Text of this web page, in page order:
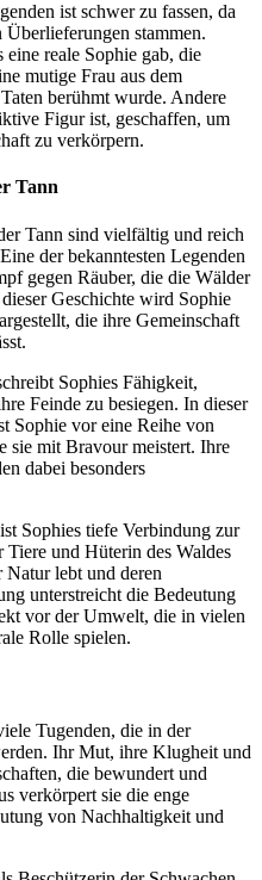
ist schwer zu fassen, da
stammen.
reale Sophie gab, die
mutige Frau aus dem
berühmt wurde. Andere
Figur ist, geschaffen, um
zu verkörpern.
Tann
Tann sind vielfältig und reich
der bekanntesten Legenden
gegen Räuber, die die Wälder
Geschichte wird Sophie
die ihre Gemeinschaft
Sophies Fähigkeit,
Feinde zu besiegen. In dieser
Sophie vor eine Reihe von
sie mit Bravour meistert. Ihre
dabei besonders
Sophies tiefe Verbindung zur
und Hüterin des Waldes
lebt und deren
unterstreicht die Bedeutung
vor der Umwelt, die in vielen
Rolle spielen.
Tugenden, die in der
Ihr Mut, ihre Klugheit und
die bewundert und
verkörpert sie die enge
von Nachhaltigkeit und